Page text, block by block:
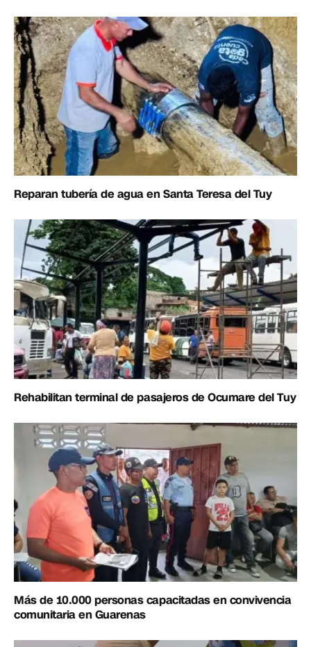
Reparan tubería de agua en Santa Teresa del Tuy
Rehabilitan terminal de pasajeros de Ocumare del Tuy
Más de 10.000 personas capacitadas en convivencia
comunitaria en Guarenas